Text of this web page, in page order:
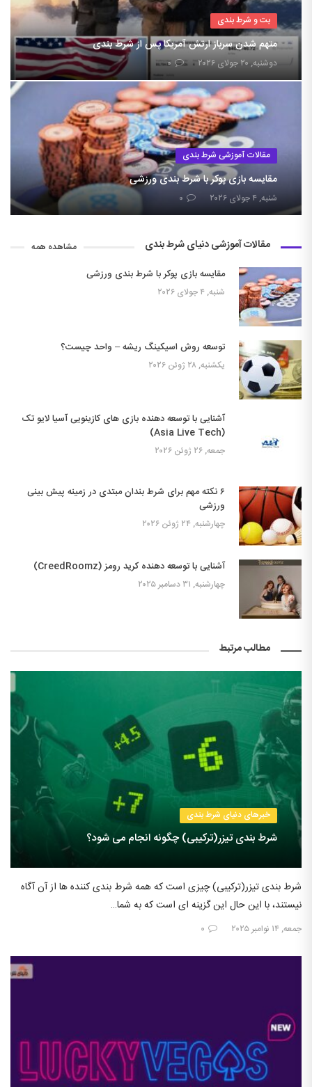
بت و شرط بندی
متهم شدن سرباز ارتش آمریکا پس از شرط بندی
دوشنبه, ۲۰ جولای ۲۰۲۶ ۰
مقالات آموزشی شرط بندی
مقایسه بازی پوکر با شرط بندی ورزشی
شنبه, ۴ جولای ۲۰۲۶ ۰
مقالات آموزشی دنیای شرط بندی مشاهده همه
مقایسه بازی پوکر با شرط بندی ورزشی
شنبه, ۴ جولای ۲۰۲۶
توسعه روش اسیکینگ ریشه – واحد چیست؟
یکشنبه, ۲۸ ژوئن ۲۰۲۶
آشنایی با توسعه دهنده بازی های کازینویی آسیا لایو تک
(Asia Live Tech)
جمعه, ۲۶ ژوئن ۲۰۲۶
۶ نکته مهم برای شرط بندان مبتدی در زمینه پیش بینی
ورزشی
چهارشنبه, ۲۴ ژوئن ۲۰۲۶
آشنایی با توسعه دهنده کرید رومز (CreedRoomz)
چهارشنبه, ۳۱ دسامبر ۲۰۲۵
مطالب مرتبط
خبرهای دنیای شرط بندی
شرط بندی تیزر(ترکیبی) چگونه انجام می شود؟
شرط بندی تیزر(ترکیبی) چیزی است که همه شرط بندی کننده ها از آن آگاه
نیستند، با این حال این گزینه ای است که به شما…
جمعه, ۱۴ نوامبر ۲۰۲۵ ۰